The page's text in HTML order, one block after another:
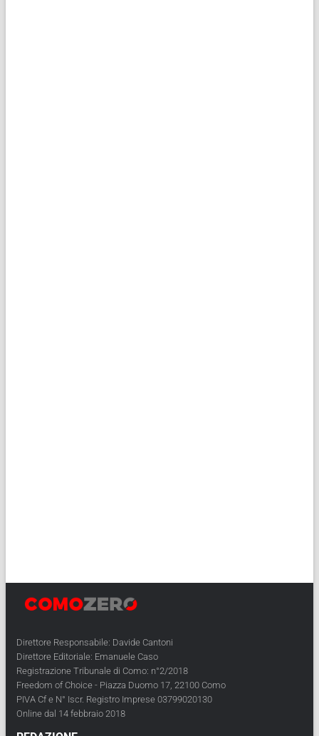
Direttore Responsabile: Davide Cantoni
Direttore Editoriale: Emanuele Caso
Registrazione Tribunale di Como: n°2/2018
Freedom of Choice - Piazza Duomo 17, 22100 Como
PIVA Cf e N° Iscr. Registro Imprese 03799020130
Online dal 14 febbraio 2018